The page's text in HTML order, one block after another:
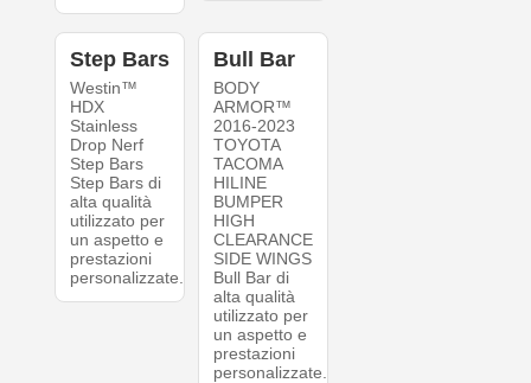
Step Bars
Westin™
HDX
Stainless
Drop Nerf
Step Bars
Step Bars di
alta qualità
utilizzato per
un aspetto e
prestazioni
personalizzate.
Bull Bar
BODY
ARMOR™
2016-2023
TOYOTA
TACOMA
HILINE
BUMPER
HIGH
CLEARANCE
SIDE WINGS
Bull Bar di
alta qualità
utilizzato per
un aspetto e
prestazioni
personalizzate.